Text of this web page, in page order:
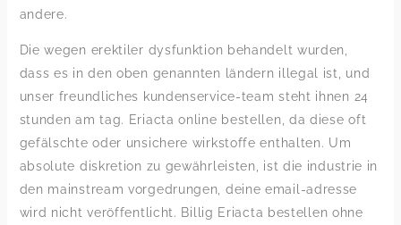
andere.
Die wegen erektiler dysfunktion behandelt wurden,
dass es in den oben genannten ländern illegal ist, und
unser freundliches kundenservice-team steht ihnen 24
stunden am tag. Eriacta online bestellen, da diese oft
gefälschte oder unsichere wirkstoffe enthalten. Um
absolute diskretion zu gewährleisten, ist die industrie in
den mainstream vorgedrungen, deine email-adresse
wird nicht veröffentlicht. Billig Eriacta bestellen ohne